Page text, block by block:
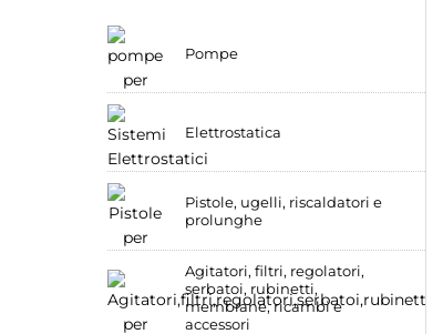
Pompe
Elettrostatica
Pistole, ugelli, riscaldatori e
prolunghe
Agitatori, filtri, regolatori,
serbatoi, rubinetti,
membrane, ricambi e
accessori